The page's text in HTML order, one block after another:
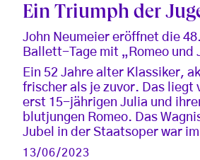
Ein Triumph der
John Neumeier eröffnet die
Ballett-Tage mit „Romeo und
Ein 52 Jahre alter Klassiker,
frischer als je zuvor. Das liegt
erst 15-jährigen Julia und
blutjungen Romeo. Das
Jubel in der Staatsoper war
13/06/2023